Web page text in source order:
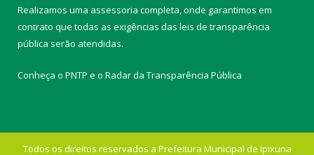
Realizamos uma assessoria completa, onde garantimos em
contrato que todas as exigências das leis de transparência
pública serão atendidas.
Conheça o PNTP e o Radar da Transparência Pública
Todos os direitos reservados a Prefeitura Municipal de Ipixuna